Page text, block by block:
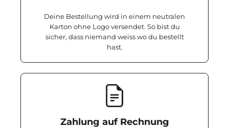
Deine Bestellung wird in einem neutralen
Karton ohne Logo versendet. So bist du
sicher, dass niemand weiss wo du bestellt
hast.
Zahlung auf Rechnung